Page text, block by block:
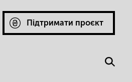
Підтримати проєкт